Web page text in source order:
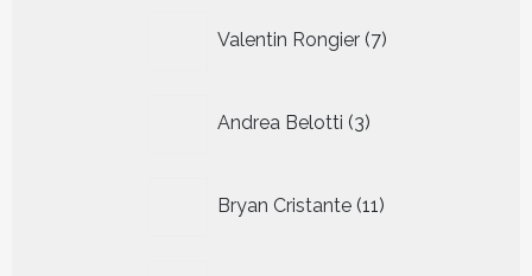
Valentin Rongier 7
producten
Andrea Belotti 3
producten
Bryan Cristante 11
producten